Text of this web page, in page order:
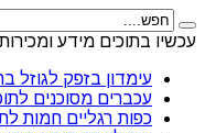
עכשיו בתוכים מידע
עימדון בזפק לגוזל
עכברים מסוכנים
כפות רגליים חמות